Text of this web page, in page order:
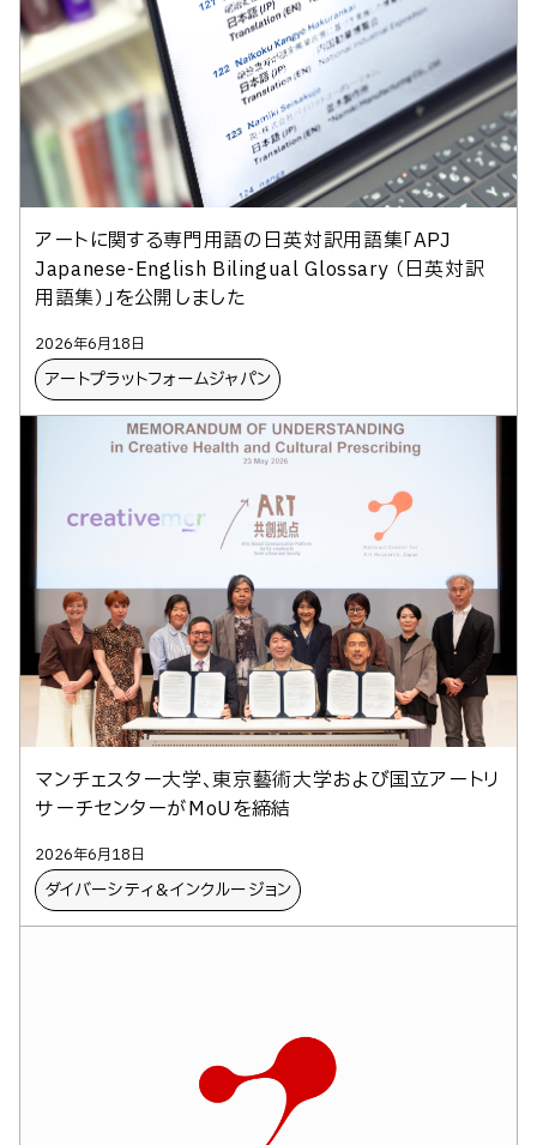
アートに関する専門用語の日英対訳用語集「APJ
Japanese-English Bilingual Glossary （日英対訳
用語集）」を公開しました
2026年6月18日
アートプラットフォームジャパン
マンチェスター大学、東京藝術大学および国立アートリ
サーチセンターがMoUを締結
2026年6月18日
ダイバーシティ＆インクルージョン